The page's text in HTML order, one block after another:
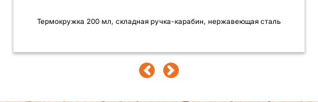
Термокружка 200 мл, складная ручка-карабин, нержавеющая сталь